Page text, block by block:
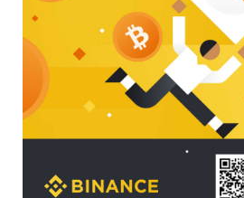
phòng ngủ đối với sức khỏe con
người tại Sleep Foundation
Link) để có cái nhìn toàn diện
2. Các tiêu chí vàng khi lựa
chăn ga gối đệm cao cấp cho
ngủ
Để sở hữu một bộ chăn ga gối
cao cấp hoàn hảo cả về thẩm
công năng, người tiêu dùng
nhắc kỹ lưỡng các tiêu chí